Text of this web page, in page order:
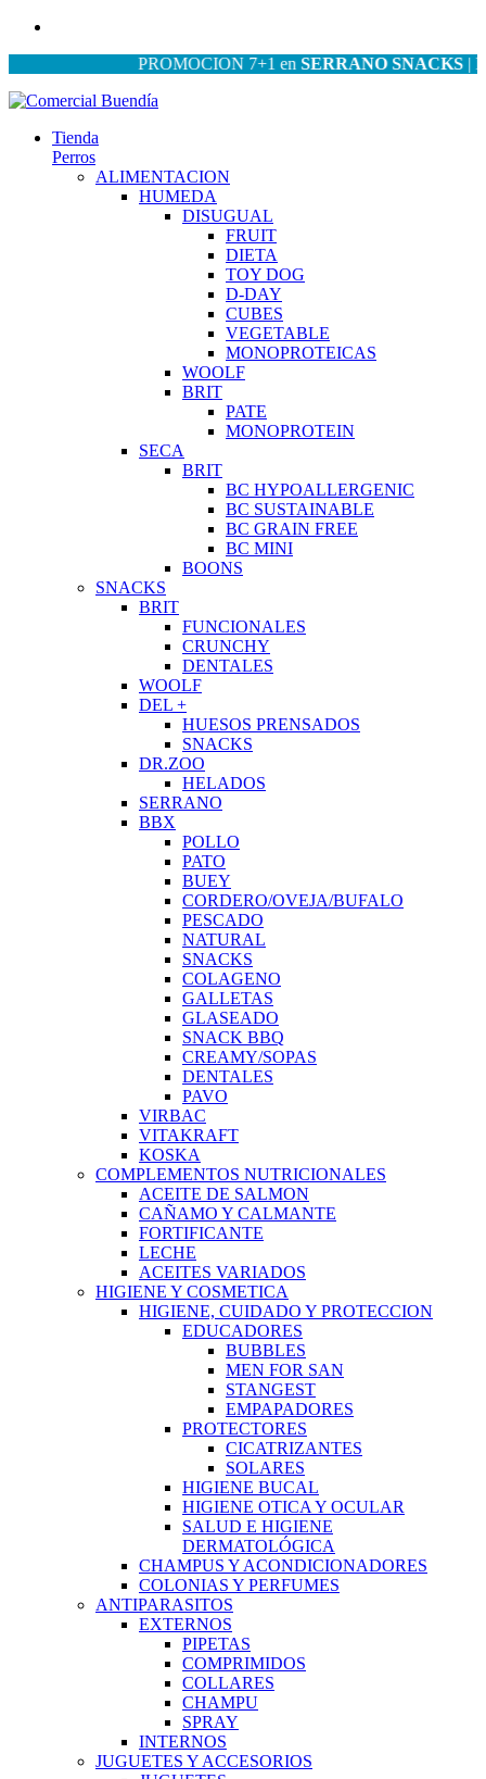
PROMOCION 7+1 enSERRANO SNACKS|
Tienda
Perros
ALIMENTACION
HUMEDA
DISUGUAL
FRUIT
DIETA
TOY DOG
D-DAY
CUBES
VEGETABLE
MONOPROTEICAS
WOOLF
BRIT
PATE
MONOPROTEIN
SECA
BRIT
BC HYPOALLERGENIC
BC SUSTAINABLE
BC GRAIN FREE
BC MINI
BOONS
SNACKS
BRIT
FUNCIONALES
CRUNCHY
DENTALES
WOOLF
DEL +
HUESOS PRENSADOS
SNACKS
DR.ZOO
HELADOS
SERRANO
BBX
POLLO
PATO
BUEY
CORDERO/OVEJA/BUFALO
PESCADO
NATURAL
SNACKS
COLAGENO
GALLETAS
GLASEADO
SNACK BBQ
CREAMY/SOPAS
DENTALES
PAVO
VIRBAC
VITAKRAFT
KOSKA
COMPLEMENTOS NUTRICIONALES
ACEITE DE SALMON
CAÑAMO Y CALMANTE
FORTIFICANTE
LECHE
ACEITES VARIADOS
HIGIENE Y COSMETICA
HIGIENE, CUIDADO Y PROTECCION
EDUCADORES
BUBBLES
MEN FOR SAN
STANGEST
EMPAPADORES
PROTECTORES
CICATRIZANTES
SOLARES
HIGIENE BUCAL
HIGIENE OTICA Y OCULAR
SALUD E HIGIENE
DERMATOLÓGICA
CHAMPUS Y ACONDICIONADORES
COLONIAS Y PERFUMES
ANTIPARASITOS
EXTERNOS
PIPETAS
COMPRIMIDOS
COLLARES
CHAMPU
SPRAY
INTERNOS
JUGUETES Y ACCESORIOS